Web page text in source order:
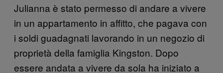
Julianna è stato permesso di andare a vivere
in un appartamento in affitto, che pagava con
i soldi guadagnati lavorando in un negozio di
proprietà della famiglia Kingston. Dopo
essere andata a vivere da sola ha iniziato a